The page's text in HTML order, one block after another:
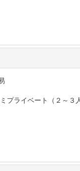
プライベート（２～３